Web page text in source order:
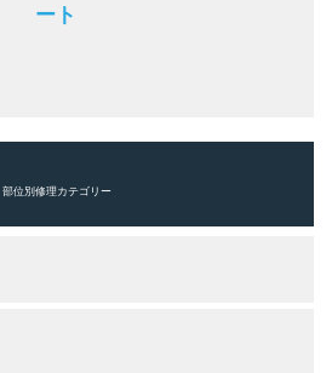
ート
部位別修理カテゴリー